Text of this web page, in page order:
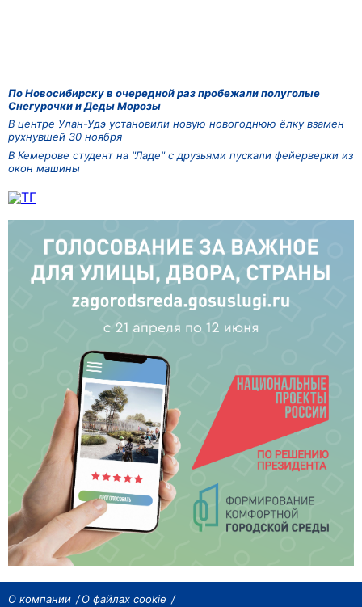
По Новосибирску в очередной раз пробежали полуголые
Снегурочки и Деды Морозы
В центре Улан-Удэ установили новую новогоднюю ёлку взамен
рухнувшей 30 ноября
В Кемерове студент на "Ладе" с друзьями пускали фейерверки из
окон машины
О компании О файлах cookie